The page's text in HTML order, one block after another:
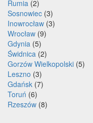
Rumia (2)
Sosnowiec (3)
Inowrocław (3)
Wrocław (9)
Gdynia (5)
Świdnica (2)
Gorzów Wielkopolski (5)
Leszno (3)
Gdańsk (7)
Toruń (6)
Rzeszów (8)